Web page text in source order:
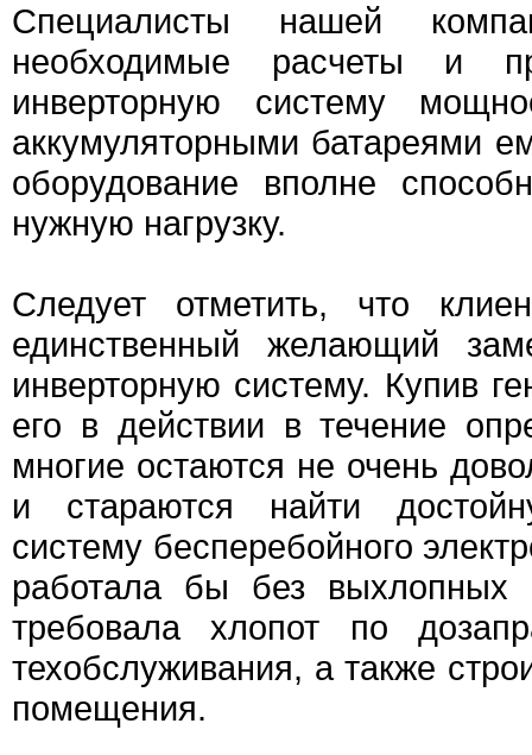
Специалисты нашей
необходимые расчеты и
инверторную систему
аккумуляторными батареями
оборудование вполне
нужную нагрузку.
Следует отметить, что
единственный желающий
инверторную систему. Купив
его в действии в течение
многие остаются не очень
и стараются найти
систему бесперебойного
работала бы без
требовала хлопот по
техобслуживания, а также
помещения.